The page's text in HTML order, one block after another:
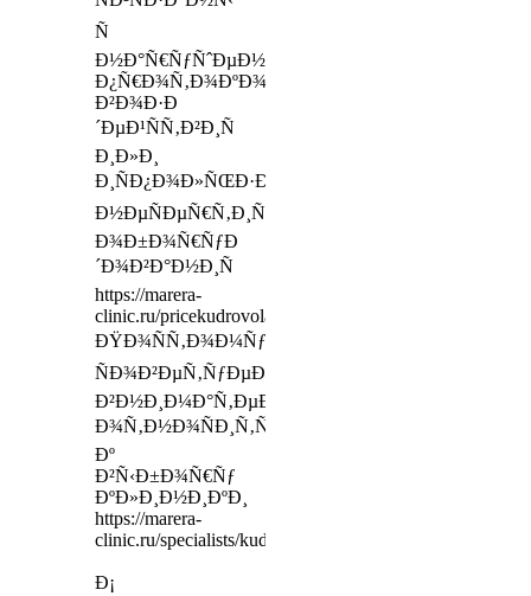
Ñ
Ð½Ð°Ñ€ÑƒÑˆÐµÐ½Ð¸ÐµÐ¼
Ð¿Ñ€Ð¾Ñ‚Ð¾ÐºÐ¾Ð»Ð°
Ð²Ð¾Ð·Ð
´ÐµÐ¹ÑÑ‚Ð²Ð¸Ñ
Ð¸Ð»Ð¸
Ð¸ÑÐ¿Ð¾Ð»ÑŒÐ·Ð¾Ð²Ð°Ð½Ð¸ÐµÐ¼
Ð¾Ð±Ð¾Ñ€ÑƒÐ
´Ð¾Ð²Ð°Ð½Ð¸Ñ
https://marera-
clinic.ru/pricekudrovolaserep
ÐŸÐ¾ÑÑ‚Ð¾Ð¼Ñƒ
ÑÐ¾Ð²ÐµÑ‚ÑƒÐµÐ¼
Ð²Ð½Ð¸Ð¼Ð°Ñ‚ÐµÐ»ÑŒÐ½ÐµÐµ
Ð¾Ñ‚Ð½Ð¾ÑÐ¸Ñ‚ÑŒÑÑ
Ðº
Ð²Ñ‹Ð±Ð¾Ñ€Ñƒ
ÐºÐ»Ð¸Ð½Ð¸ÐºÐ¸
https://marera-
clinic.ru/specialists/kudrovo/yezhemenskaya
Ð¡